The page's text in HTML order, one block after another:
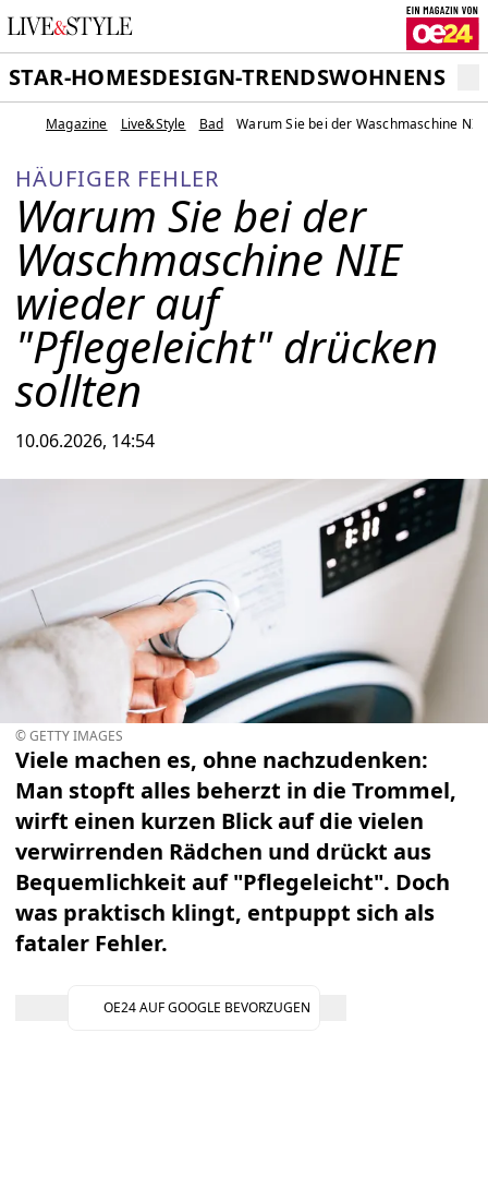
STAR-HOMESDESIGN-TRENDSWOHNEN
Magazine Live&Style Bad Warum Sie bei der Waschmaschine
HÄUFIGER FEHLER
Warum Sie bei der
Waschmaschine NIE
wieder auf
"Pflegeleicht" drücken
sollten
10.06.2026, 14:54
© GETTY IMAGES
Viele machen es, ohne nachzudenken:
Man stopft alles beherzt in die Trommel,
wirft einen kurzen Blick auf die vielen
verwirrenden Rädchen und drückt aus
Bequemlichkeit auf "Pflegeleicht". Doch
was praktisch klingt, entpuppt sich als
fataler Fehler.
OE24 AUF GOOGLE BEVORZUGEN